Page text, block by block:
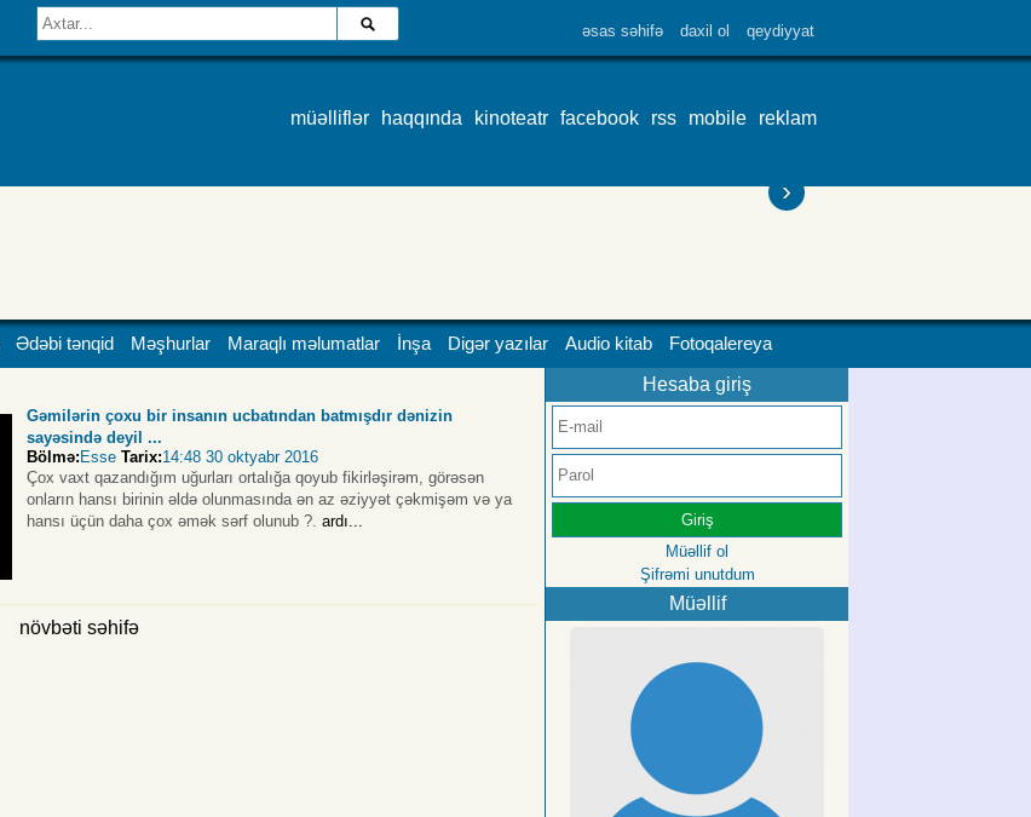
əsas səhifə daxil ol qeydiyyat
müəlliflər haqqında kinoteatr facebook rss mobile reklam
›
Ədəbi tənqid Məşhurlar Maraqlı məlumatlar İnşa Digər yazılar Audio kitab Fotoqalereya
Gəmilərin çoxu bir insanın ucbatından batmışdır dənizin
sayəsində deyil ...
Bölmə:Esse Tarix:14:48 30 oktyabr 2016
Çox vaxt qazandığım uğurları ortalığa qoyub fikirləşirəm, görəsən
onların hansı birinin əldə olunmasında ən az əziyyət çəkmişəm və ya
hansı üçün daha çox əmək sərf olunub ?. ardı...
növbəti səhifə
Hesaba giriş
Müəllif ol
Şifrəmi unutdum
Müəllif